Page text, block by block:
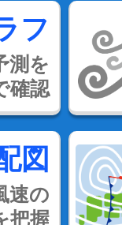
フ
測を
確認
図
速の
把握